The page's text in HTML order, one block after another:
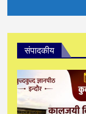
संपादकीय